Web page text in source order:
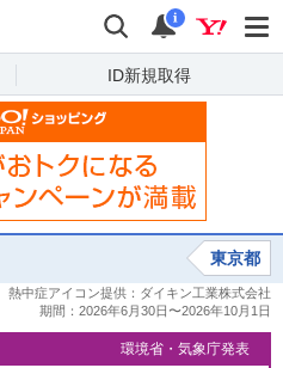
検索 通知
i
ID新規取得
東京都
環境省・気象庁発表